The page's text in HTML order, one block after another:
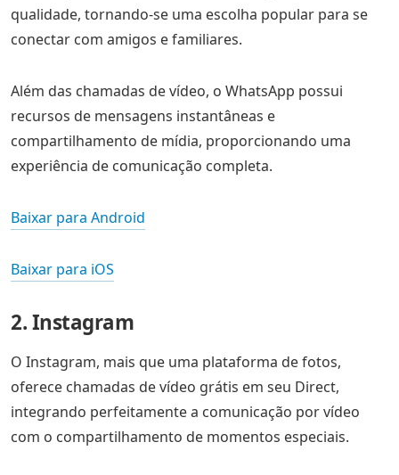
qualidade, tornando-se uma escolha popular para se
conectar com amigos e familiares.
Além das chamadas de vídeo, o WhatsApp possui
recursos de mensagens instantâneas e
compartilhamento de mídia, proporcionando uma
experiência de comunicação completa.
Baixar para Android
Baixar para iOS
2. Instagram
O Instagram, mais que uma plataforma de fotos,
oferece chamadas de vídeo grátis em seu Direct,
integrando perfeitamente a comunicação por vídeo
com o compartilhamento de momentos especiais.